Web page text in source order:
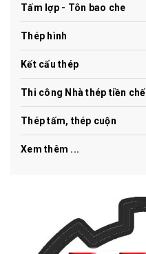
Tấm lợp - Tôn bao che
Thép hình
Kết cấu thép
Thi công Nhà thép tiền chế
Thép tấm, thép cuộn
Xem thêm ...